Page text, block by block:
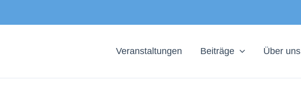
Veranstaltungen Beiträge Über uns